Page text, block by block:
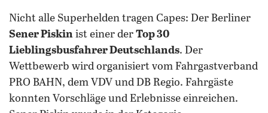
Nicht alle Superhelden tragen Capes: Der Berliner
Sener Piskin ist einer der Top 30
Lieblingsbusfahrer Deutschlands. Der
Wettbewerb wird organisiert vom Fahrgastverband
PRO BAHN, dem VDV und DB Regio. Fahrgäste
konnten Vorschläge und Erlebnisse einreichen.